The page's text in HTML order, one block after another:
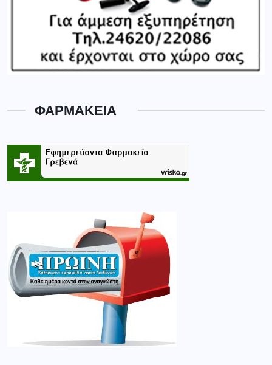
ΦΑΡΜΑΚΕΙΑ